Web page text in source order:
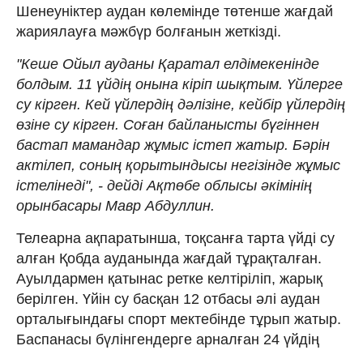
Шенеуніктер аудан көлемінде төтенше жағдай
жариялауға мәжбүр болғанын жеткізді.
"Кеше Ойыл ауданы Қаратал елдімекенінде
болдым. 11 үйдің онына кіріп шықтым. Үйлерге
су кірген. Кей үйлердің дәлізіне, кейбір үйлердің
өзіне су кірген. Соған байланысты бүгіннен
бастап мамандар жұмыс істеп жатыр. Бәрін
актілеп, соның қорытындысы негізінде жұмыс
істелінеді", - дейді Ақтөбе облысы әкімінің
орынбасары Мавр Абдуллин.
Телеарна ақпаратынша, тоқсанға тарта үйді су
алған Қобда ауданында жағдай тұрақталған.
Ауылдармен қатынас ретке келтіріліп, жарық
берілген. Үйін су басқан 12 отбасы әлі аудан
орталығындағы спорт мектебінде тұрып жатыр.
Баспанасы бүлінгендерге арналған 24 үйдің